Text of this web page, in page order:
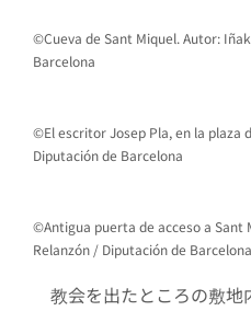
©Cueva de Sant Miquel. Autor:
Barcelona
©El escritor Josep Pla, en la plaza
Diputación de Barcelona
©Antigua puerta de acceso a Sant
Relanzón / Diputación de Barcelona
教会を出たところの敷地